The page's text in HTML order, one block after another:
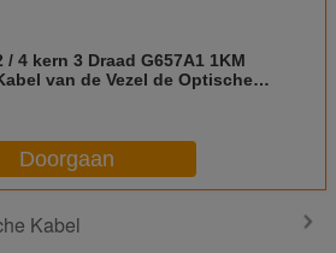
/ 4 kern 3 Draad G657A1 1KM
van de Vezel de Optische
Doorgaan
Kabel